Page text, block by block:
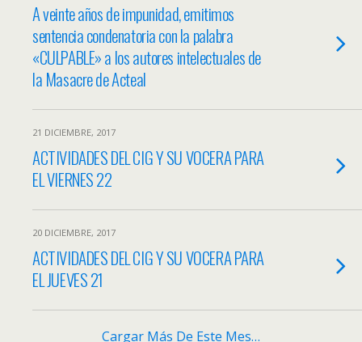
A veinte años de impunidad, emitimos
sentencia condenatoria con la palabra
«CULPABLE» a los autores intelectuales de
la Masacre de Acteal
21 DICIEMBRE, 2017
ACTIVIDADES DEL CIG Y SU VOCERA PARA
EL VIERNES 22
20 DICIEMBRE, 2017
ACTIVIDADES DEL CIG Y SU VOCERA PARA
EL JUEVES 21
Cargar Más De Este Mes…